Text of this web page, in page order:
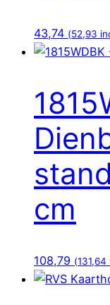
43,74 (52,93
cm
108,79 (131,64